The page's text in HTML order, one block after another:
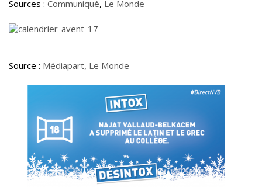
Sources : Communiqué, Le Monde
Source : Médiapart, Le Monde